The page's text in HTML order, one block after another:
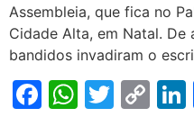
Assembleia, que fica no
Cidade Alta, em Natal.
bandidos invadiram o
Facebook